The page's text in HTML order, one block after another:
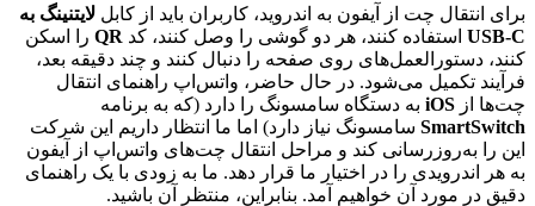
برای انتقال چت از آیفون به اندروید، کاربران باید از کابل لایتنینگ به
USB-C استفاده کنند، هر دو گوشی را وصل کنند، کد QR را اسکن
کنند، دستورالعمل‌های روی صفحه را دنبال کنند و چند دقیقه بعد،
فرآیند تکمیل می‌شود. در حال حاضر، واتس‌اپ راهنمای انتقال
چت‌ها از iOS به دستگاه سامسونگ را دارد (که به برنامه
SmartSwitch سامسونگ نیاز دارد) اما ما انتظار داریم این شرکت
این را به‌روزرسانی کند و مراحل انتقال چت‌های واتس‌اپ از آیفون
به هر اندرویدی را در اختیار ما قرار دهد. ما به زودی با یک راهنمای
دقیق در مورد آن خواهیم آمد. بنابراین، منتظر آن باشید.